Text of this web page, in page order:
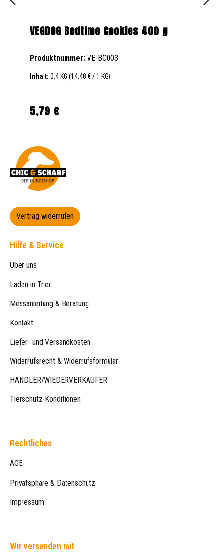
VEGDOG Bedtime Cookies 400 g
Produktnummer: VE-BC003
Inhalt: 0.4 KG (14,48 € / 1 KG)
Regulärer Preis:
5,79 €
Vertrag widerrufen
Hilfe & Service
Über uns
Laden in Trier
Messanleitung & Beratung
Kontakt
Liefer- und Versandkosten
Widerrufsrecht & Widerrufsformular
HÄNDLER/WIEDERVERKÄUFER
Tierschutz-Konditionen
Rechtliches
AGB
Privatsphäre & Datenschutz
Impressum
Wir versenden mit